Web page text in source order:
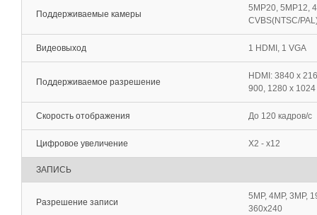
Поддерживаемые камеры
5MP20, 5MP12,
CVBS(NTSC/
Видеовыход 1 HDMI, 1 VGA
Поддерживаемое разрешение
HDMI: 3840 x
900, 1280 x 1024
Скорость отображения До 120 кадров/с
Цифровое увеличение Х2 - х12
ЗАПИСЬ
Разрешение записи
5MP, 4MP, 3MP,
360x240